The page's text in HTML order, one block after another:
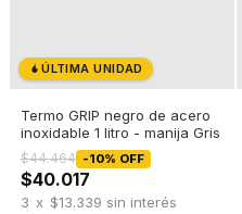
ÚLTIMA UNIDAD
Termo GRIP negro de acero
inoxidable 1 litro - manija Gris
$40.017
-10% OFF
$44.464
3 x $13.339 sin interés